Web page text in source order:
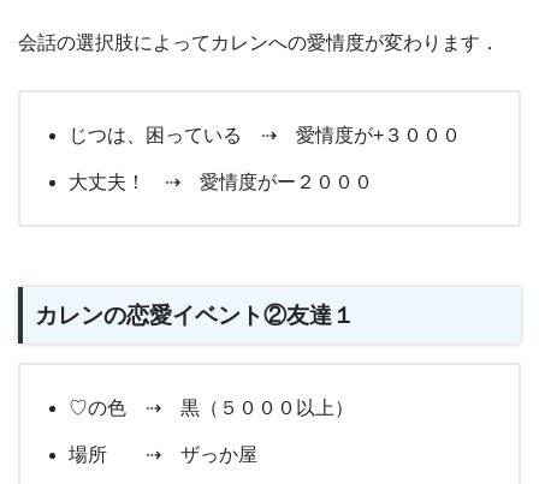
会話の選択肢によってカレンへの愛情度が変わります．
じつは、困っている ⇢ 愛情度が+３０００
大丈夫！ ⇢ 愛情度がー２０００
カレンの恋愛イベント②友達１
♡の色 ⇢ 黒（５０００以上）
場所 ⇢ ザっか屋